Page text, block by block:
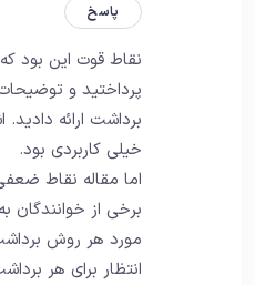
پاسخ
نقاط قوت این بود که
پرداختید و
خیلی کاربردی بود.
اما مقاله نقاط
برخی از خوانندگان
مورد هر روش
انتظار برای هر